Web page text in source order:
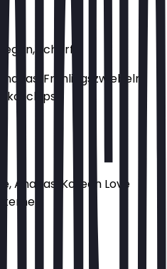
scharf)
Frühlingszwiebeln,
Ananas, Korean Love